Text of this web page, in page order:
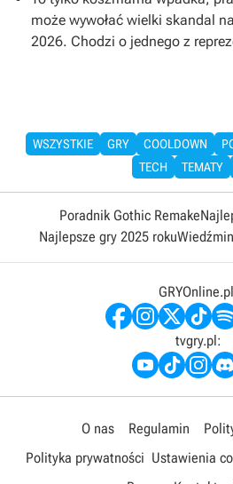
może wywołać wielki skandal
2026. Chodzi o jednego z
WSZYSTKIE GRY COOLDOWN
TECH
TEMATY
Poradnik Gothic Remake
Najlepsze gry 2025 roku
tvgry.pl:
O nas Regulamin
Polityka prywatności Ustawienia